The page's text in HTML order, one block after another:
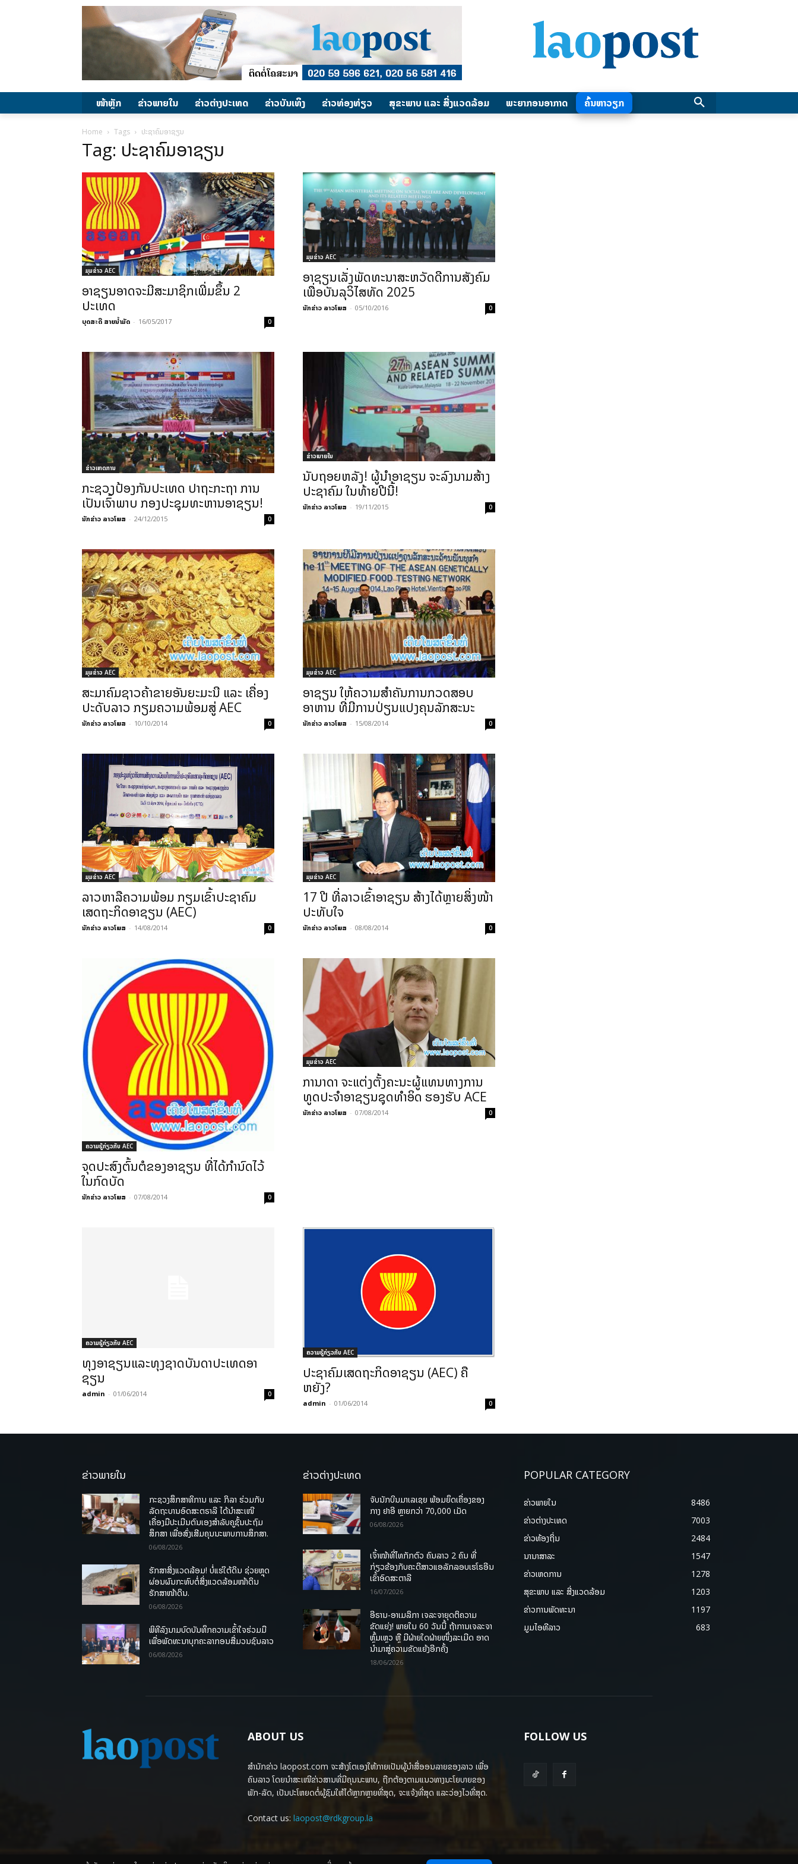
ໜ້າຫຼັກ ຂ່າວພາຍ​ໃນ ຂ່າວຕ່າງປະເທດ ​ຂ່າວບັນເທິງ ​ຂ່າວທ່ອງທ່ຽວ ສຸຂະພາບ ແລະ ສີ່ງແວດລ້ອມ ພະຍາກອນອາກາດ ຄົ້ນຫາວຽກ
Home Tags ປະຊາຄົມອາຊຽນ
Tag: ປະຊາຄົມອາຊຽນ
ມຸມຂ່າວ AEC
ອາຊຽນອາດຈະມີສະມາຊິກເພີ່ມຂຶ້ນ 2
ປະເທດ
ບຸດສະດີ ສາຍນ້ຳມັດ - 16/05/2017 0
ມຸມຂ່າວ AEC
ອາຊຽນເລັ່ງພັດທະນາສະຫວັດດີການສັງຄົມ
ເພື່ອບັນລຸວິໄສທັດ 2025
ນັກຂ່າວ ລາວໂພສ - 05/10/2016 0
ຂ່າວເຫດການ
ກະຊວງປ້ອງກັນປະເທດ ປາຖະກະຖາ ການ
ເປັນເຈົ້າພາບ ກອງປະຊຸມທະຫານອາຊຽນ!
ນັກຂ່າວ ລາວໂພສ - 24/12/2015 0
ຂ່າວພາຍ​ໃນ
ນັບຖອຍຫລັງ! ຜູ້ນຳອາຊຽນ ຈະລົງນາມສ້າງ
ປະຊາຄົມ ໃນທ້າຍປີນີ້!
ນັກຂ່າວ ລາວໂພສ - 19/11/2015 0
ມຸມຂ່າວ AEC
ສະມາຄົມຊາວຄ້າຂາຍອັນຍະມະນີ ແລະ ເຄື່ອງ
ປະດັບລາວ ກຽມຄວາມພ້ອມສູ່ AEC
ນັກຂ່າວ ລາວໂພສ - 10/10/2014 0
ມຸມຂ່າວ AEC
ອາຊຽນ ໃຫ້ຄວາມສຳຄັນການກວດສອບ
ອາຫານ ທີ່ມີການປ່ຽນແປງຄຸນລັກສະນະ
ນັກຂ່າວ ລາວໂພສ - 15/08/2014 0
ມຸມຂ່າວ AEC
ລາວຫາລືຄວາມພ້ອມ ກຽມເຂົ້າປະຊາຄົມ
ເສດຖະກິດອາຊຽນ (AEC)
ນັກຂ່າວ ລາວໂພສ - 14/08/2014 0
ມຸມຂ່າວ AEC
17 ປີ ທີ່ລາວເຂົ້າອາຊຽນ ສ້າງໄດ້ຫຼາຍສິ່ງໜ້າ
ປະທັບໃຈ
ນັກຂ່າວ ລາວໂພສ - 08/08/2014 0
ຄວາມຮູ້ກ່ຽວກັບ AEC
ຈຸດປະສົງຕົ້ນຕໍຂອງອາຊຽນ ທີ່ໄດ້ກຳນົດໄວ້
ໃນກົດບັດ
ນັກຂ່າວ ລາວໂພສ - 07/08/2014 0
ມຸມຂ່າວ AEC
ການາດາ ຈະແຕ່ງຕັ້ງຄະນະຜູ້ແທນທາງການ
ທູດປະຈຳອາຊຽນຊຸດທຳອິດ ຮອງຮັບ ACE
ນັກຂ່າວ ລາວໂພສ - 07/08/2014 0
ຄວາມຮູ້ກ່ຽວກັບ AEC
ທຸງອາຊຽນແລະທຸງຊາດບັນດາປະເທດອາ
ຊຽນ
admin - 01/06/2014 0
ຄວາມຮູ້ກ່ຽວກັບ AEC
ປະຊາຄົມເສດຖະກິດອາຊຽນ (AEC) ຄື
ຫຍັງ?
admin - 01/06/2014 0
ຂ່າວພາຍໃນ
ກະຊວງສຶກສາທິການ ແລະ ກິລາ ຮ່ວມກັບ
ລັດຖະບານອົດສະຕຣາລີ ໄດ້ນຳສະເໜີ
ເຄື່ອງມືປະເມີນຕົນເອງສຳລັບຄູຊັ້ນປະຖົມ
ສຶກສາ ເພື່ອສົ່ງເສີມຄຸນນະພາບການສຶກສາ.
06/08/2026
ຮັກສາສິ່ງແວດລ້ອມ! ບໍ່ແຮ່ໃຕ້ດິນ ຊ່ວຍຫຼຸດ
ຜ່ອນຜົນກະທົບຕໍ່ສິ່ງແວດລ້ອມໜ້າດິນ
ຮັກສາໜ້າດິນ.
06/08/2026
ພິທີລົງນາມບົດບັນທຶກຄວາມເຂົ້າໃຈຮ່ວມມື
ເພື່ອພັດທະນາບຸກຄະລາກອນສື່ມວນຊົນລາວ
06/08/2026
ຂ່າວຕ່າງປະເທດ
ຈັບນັກບິນມາເລເຊຍ ພ້ອມຍຶດເຄື່ອງຂອງ
ກາງ ຢາອີ ຫຼາຍກວ່າ 70,000 ເມັດ
06/08/2026
ເຈົ້າໜ້າທີ່ໄທກັກຕົວ ຄົນລາວ 2 ຄົນ ທີ່
ກ່ຽວຂ້ອງກັບຄະດີສາວແອລັກລອບເຮໂຣອີນ
ເຂົ້າອົດສະຕາລີ
16/07/2026
ອີຣານ-ອາເມລິກາ ເຈລະຈາຍຸດຕິຄວາມ
ຂັດແຍ່ງ! ພາຍໃນ 60 ວັນນີ້ ຖ້າການເຈລະຈາ
ຫຼົ້ມເຫຼວ ຫຼື ມີຝ່າຍໃດຝ່າຍໜຶ່ງລະເມີດ ອາດ
ນໍາມາສູ່ຄວາມຂັດແຍ້ງອີກຄັ້ງ
18/06/2026
POPULAR CATEGORY
ຂ່າວພາຍ​ໃນ
8486
ຂ່າວຕ່າງປະເທດ
7003
ຂ່າວທ້ອງຖິ່ນ
2484
ນານາສາລະ
1547
ຂ່າວເຫດການ
1278
ສຸຂະພາບ ແລະ ສີ່ງແວດລ້ອມ
1203
ຂ່າວການພັດທະນາ
1197
ມູມໄອທີລາວ
683
ABOUT US
ສຳນັກຂ່າວ laopost.com ຈະສ້າງໂຕເອງໃຫ້ກາຍເປັນຜູ້ນຳສື່ອອນລາຍຂອງລາວ ເພື່ອ
ຄົນລາວ ໂດຍນຳສະເໜີຂ່າວສານທີ່ມີຄຸນນະພາບ, ຖືກຕ້ອງຕາມແນວທາງນະໂຍບາຍຂອງ
ພັກ-ລັດ, ເປັນປະໂຫຍດຕໍ່ຜູ້ຊົມໃຫ້ໄດ້ຫຼາກຫຼາຍທີ່ສຸດ, ຈະແຈ້ງທີ່ສຸດ ແລະວ່ອງໄວທີ່ສຸດ.
Contact us: laopost@rdkgroup.la
FOLLOW US